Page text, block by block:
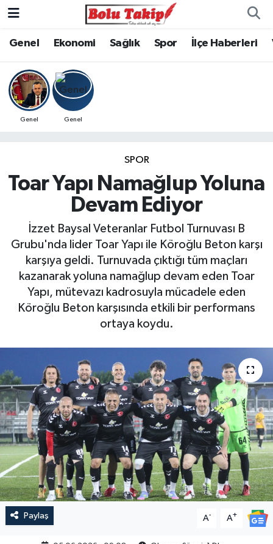
Genel Ekonomi Sağlık Spor İlçe Haberleri
Genel Genel
SPOR
Toar Yapı Namağlup Yoluna
Devam Ediyor
İzzet Baysal Veteranlar Futbol Turnuvası B
Grubu'nda lider Toar Yapı ile Köroğlu Beton karşı
karşıya geldi. Turnuvada çıktığı tüm maçları
kazanarak yoluna namağlup devam eden Toar
Yapı, mütevazı kadrosuyla mücadele eden
Köroğlu Beton karşısında etkili bir performans
ortaya koydu.
Paylaş A- A+